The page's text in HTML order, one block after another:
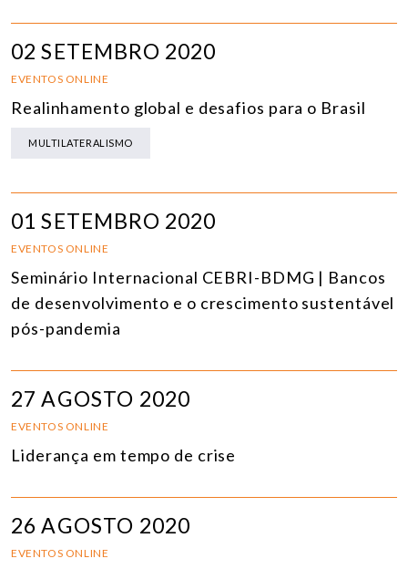
02 SETEMBRO 2020
EVENTOS ONLINE
Realinhamento global e desafios para o Brasil
MULTILATERALISMO
01 SETEMBRO 2020
EVENTOS ONLINE
Seminário Internacional CEBRI-BDMG | Bancos
de desenvolvimento e o crescimento sustentável
pós-pandemia
27 AGOSTO 2020
EVENTOS ONLINE
Liderança em tempo de crise
26 AGOSTO 2020
EVENTOS ONLINE